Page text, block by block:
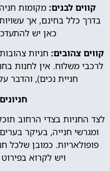
קווים לבנים: מקומות
בדרך כלל בחינם, אך
כאן יש
קווים צהובים: חניות
לרכבי משלוח. אין לחנות
חניית נכים), והדבר
לצד החניות בצדי הרחוב
ומגרשי חנייה, בעיקר
פופולאריות. כמובן שלכל
ויש לקרוא